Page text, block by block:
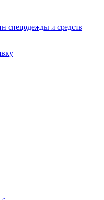
спецодежды и средств